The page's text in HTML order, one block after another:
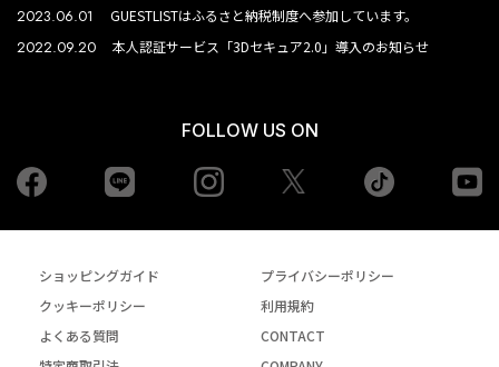
2023.06.01 GUESTLISTはふるさと納税制度へ参加しています。
2022.09.20 本人認証サービス「3Dセキュア2.0」導入のお知らせ
FOLLOW US ON
Facebook Instagram tiktok
ショッピングガイド
プライバシーポリシー
クッキーポリシー
利用規約
よくある質問
CONTACT